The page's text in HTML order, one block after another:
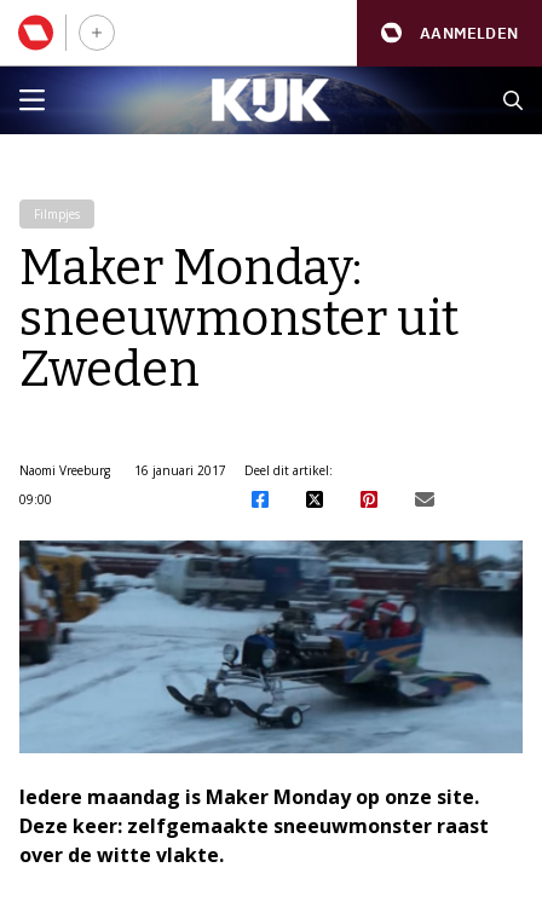
AANMELDEN
Filmpjes
Maker Monday:
sneeuwmonster uit
Zweden
Naomi Vreeburg
16 januari 2017
09:00
Deel dit artikel:
Iedere maandag is Maker Monday op onze site.
Deze keer: zelfgemaakte sneeuwmonster raast
over de witte vlakte.